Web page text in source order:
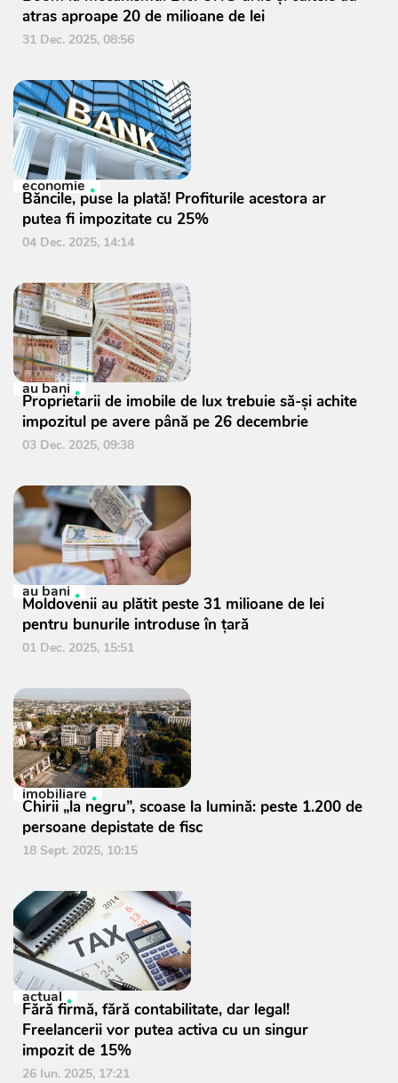
atras aproape 20 de milioane de lei
31 Dec. 2025, 08:56
economie
Băncile, puse la plată! Profiturile acestora ar
putea fi impozitate cu 25%
04 Dec. 2025, 14:14
au bani
Proprietarii de imobile de lux trebuie să-și achite
impozitul pe avere până pe 26 decembrie
03 Dec. 2025, 09:38
au bani
Moldovenii au plătit peste 31 milioane de lei
pentru bunurile introduse în țară
01 Dec. 2025, 15:51
imobiliare
Chirii „la negru”, scoase la lumină: peste 1.200 de
persoane depistate de fisc
18 Sept. 2025, 10:15
actual
Fără firmă, fără contabilitate, dar legal!
Freelancerii vor putea activa cu un singur
impozit de 15%
26 Iun. 2025, 17:21